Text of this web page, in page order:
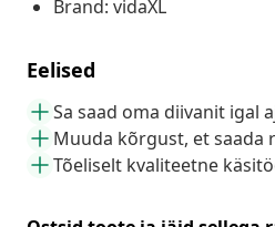
Brand: vidaXL
Eelised
Sa saad oma diivanit igal
Muuda kõrgust, et saada
Tõeliselt kvaliteetne